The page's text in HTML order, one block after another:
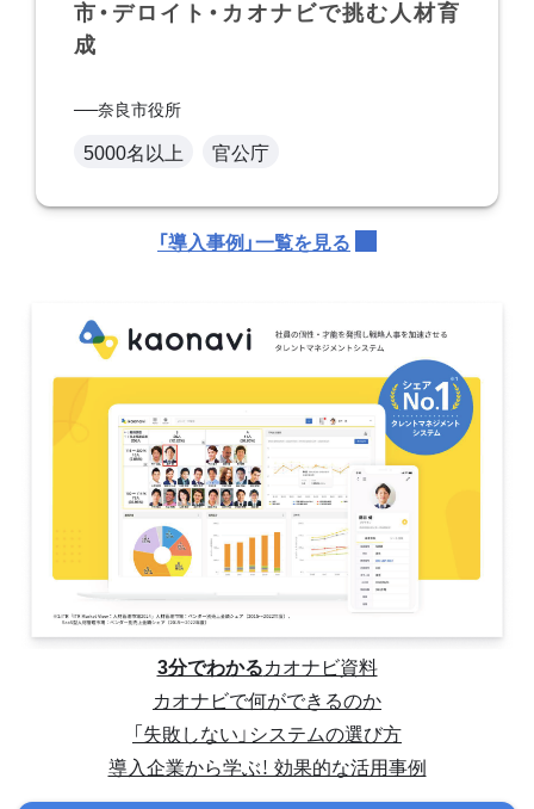
市・デロイト・カオナビで挑む人材育
成
奈良市役所
5000名以上 官公庁
「導入事例」一覧を見る
3分でわかるカオナビ資料
カオナビで何ができるのか
「失敗しない」システムの選び方
導入企業から学ぶ！ 効果的な活用事例